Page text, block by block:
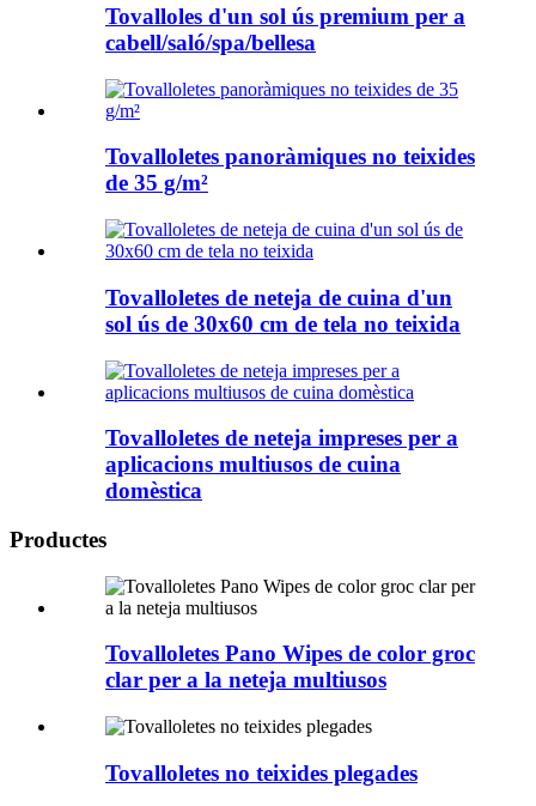
Tovalloles d'un sol ús premium per a
cabell/saló/spa/bellesa
Tovalloletes panoràmiques no teixides
de 35 g/m²
Tovalloletes de neteja de cuina d'un
sol ús de 30x60 cm de tela no teixida
Tovalloletes de neteja impreses per a
aplicacions multiusos de cuina
domèstica
Productes
Tovalloletes Pano Wipes de color groc
clar per a la neteja multiusos
Tovalloletes no teixides plegades